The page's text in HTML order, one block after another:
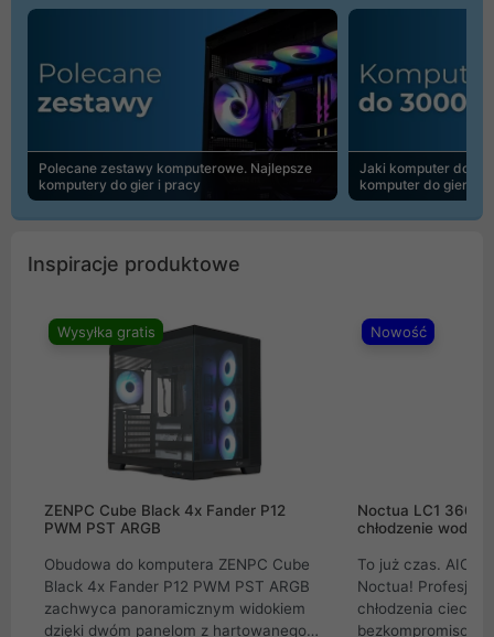
Polecane zestawy komputerowe. Najlepsze
komputery do gier i pracy
Jaki komputer do
komputer do gier |
Inspiracje produktowe
Wysyłka gratis
ZENPC Cube Black 4x Fander P12
PWM PST ARGB
Obudowa do komputera ZENPC Cube
Black 4x Fander P12 PWM PST ARGB
zachwyca panoramicznym widokiem
dzięki dwóm panelom z hartowanego
Nowość
Noctua LC1
chłodzenie wodne
To już czas. AIO
Noctua!
chłodzenia cieczą